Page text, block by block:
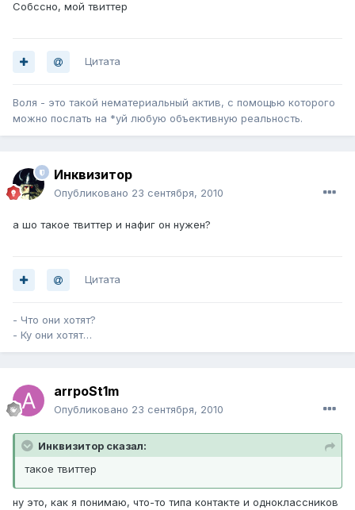
Собссно, мой твиттер
Цитата
Воля - это такой нематериальный актив, с помощью которого
можно послать на *уй любую объективную реальность.
Инквизитор
Опубликовано 23 сентября, 2010
а шо такое твиттер и нафиг он нужен?
Цитата
- Что они хотят?
- Ку они хотят…
arrpoSt1m
Опубликовано 23 сентября, 2010
Инквизитор сказал:
такое твиттер
ну это, как я понимаю, что-то типа контакте и одноклассников